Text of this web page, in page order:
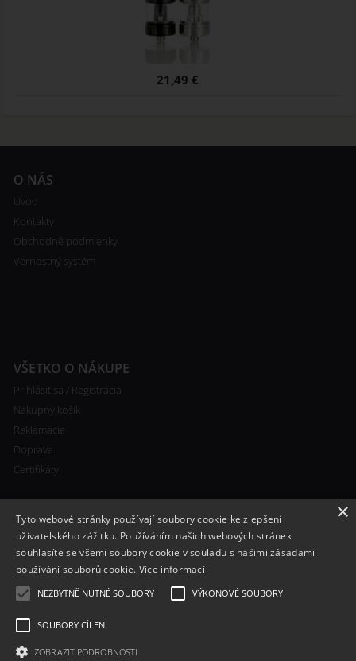
21,49 €
O NÁS
Úvod
Kontakty
Obchodné podmienky
Vernostný systém
VŠETKO O NÁKUPE
Prihlásiť sa / Registrácia
Nákupný košík
Reklamácie
Doprava
Certifikáty
RYCHLÝ KONTAKT
+420 608 138 367
info@bomba-cig.sk
×
Tyto webové stránky používají soubory cookie ke zlepšení
uživatelského zážitku. Používáním našich webových stránek
souhlasíte se všemi soubory cookie v souladu s našimi zásadami
používání souborů cookie. Více informací
NEZBYTNĚ NUTNÉ SOUBORY VÝKONOVÉ SOUBORY
SOUBORY CÍLENÍ
ZOBRAZIT PODROBNOSTI